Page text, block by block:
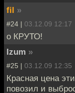
fil »
#24 | 03.12.09 12:17
о КРУТО!
Izum »
#25 | 03.12.09 12:35
Красная цена
повозил и